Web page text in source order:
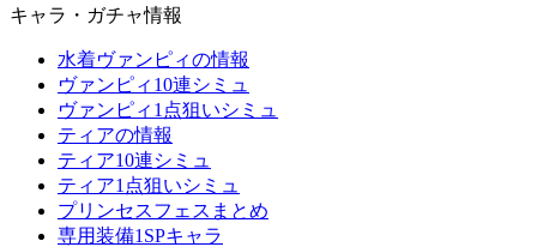
キャラ・ガチャ情報
水着ヴァンピィの情報
ヴァンピィ10連シミュ
ヴァンピィ1点狙いシミュ
ティアの情報
ティア10連シミュ
ティア1点狙いシミュ
プリンセスフェスまとめ
専用装備1SPキャラ